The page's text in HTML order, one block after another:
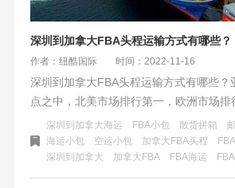
深圳到加拿大FBA头程运输方式有哪些？
作者：纽酷国际 时间：2022-11-16
深圳到加拿大FBA头程运输方式有哪些？
点之中，北美市场排行第一，欧洲市场排
场排行第三……加拿大相邻美国位于北美
发展速度最快的亚马逊FBA市场之一。那
FBA头程运输方式有哪些？
深圳到加拿大海运 FBA小包 散货拼箱
海运小包
空运小包 加拿大FBA头程
深圳到加拿大
加拿大FBA ​FBA海运